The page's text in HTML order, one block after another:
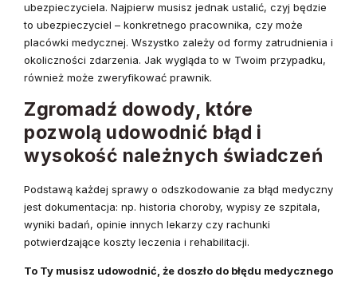
ubezpieczyciela. Najpierw musisz jednak ustalić, czyj będzie
to ubezpieczyciel – konkretnego pracownika, czy może
placówki medycznej. Wszystko zależy od formy zatrudnienia i
okoliczności zdarzenia. Jak wygląda to w Twoim przypadku,
również może zweryfikować prawnik.
Zgromadź dowody, które
pozwolą udowodnić błąd i
wysokość należnych świadczeń
Podstawą każdej sprawy o odszkodowanie za błąd medyczny
jest dokumentacja: np. historia choroby, wypisy ze szpitala,
wyniki badań, opinie innych lekarzy czy rachunki
potwierdzające koszty leczenia i rehabilitacji.
To Ty musisz udowodnić, że doszło do błędu medycznego